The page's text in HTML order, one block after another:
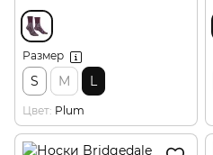
Размер
S M L
Цвет Plum